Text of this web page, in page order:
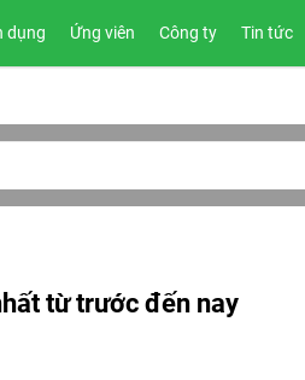
dụng Ứng viên Công ty Tin tức
từ trước đến nay